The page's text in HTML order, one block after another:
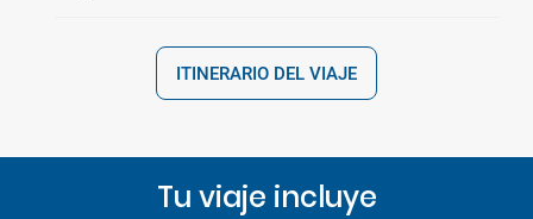
ITINERARIO DEL VIAJE
Tu viaje incluye